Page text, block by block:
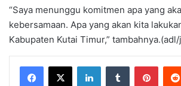
“Saya menunggu komitmen apa yang
kebersamaan. Apa yang akan kita
Kabupaten Kutai Timur,” tambahnya.(adl/
LinkedInTumblr